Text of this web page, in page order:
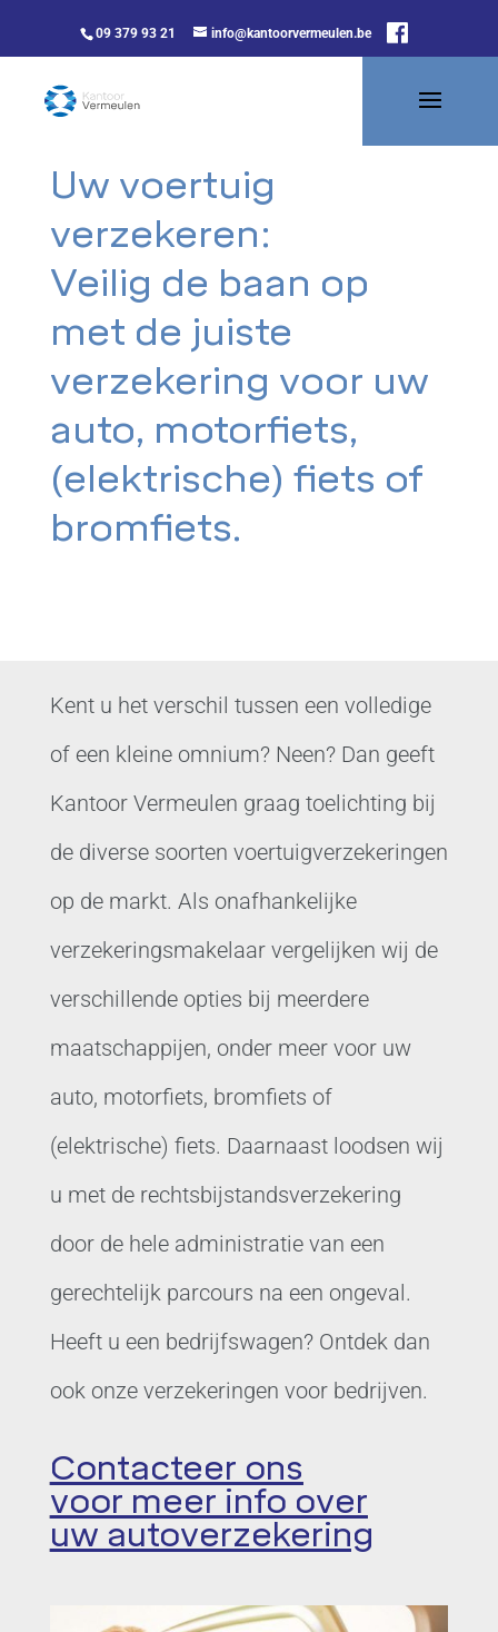
09 379 93 21 info@kantoorvermeulen.be
Uw voertuig
verzekeren:
Veilig de baan op
met de juiste
verzekering voor uw
auto, motorfiets,
(elektrische) fiets of
bromfiets.
Kent u het verschil tussen een volledige
of een kleine omnium? Neen? Dan geeft
Kantoor Vermeulen graag toelichting bij
de diverse soorten voertuigverzekeringen
op de markt. Als onafhankelijke
verzekeringsmakelaar vergelijken wij de
verschillende opties bij meerdere
maatschappijen, onder meer voor uw
auto, motorfiets, bromfiets of
(elektrische) fiets. Daarnaast loodsen wij
u met de rechtsbijstandsverzekering
door de hele administratie van een
gerechtelijk parcours na een ongeval.
Heeft u een bedrijfswagen? Ontdek dan
ook onze verzekeringen voor bedrijven.
Contacteer ons
voor meer info over
uw autoverzekering